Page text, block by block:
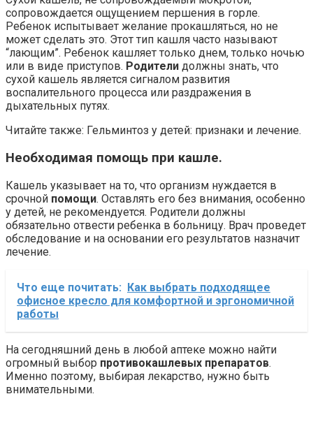
сопровождается ощущением першения в горле.
Ребенок испытывает желание прокашляться, но не
может сделать это. Этот тип кашля часто называют
“лающим”. Ребенок кашляет только днем, только ночью
или в виде приступов. Родители должны знать, что
сухой кашель является сигналом развития
воспалительного процесса или раздражения в
дыхательных путях.
Читайте также: Гельминтоз у детей: признаки и лечение.
Необходимая помощь при кашле.
Кашель указывает на то, что организм нуждается в
срочной помощи. Оставлять его без внимания, особенно
у детей, не рекомендуется. Родители должны
обязательно отвести ребенка в больницу. Врач проведет
обследование и на основании его результатов назначит
лечение.
Что еще почитать: Как выбрать подходящее
офисное кресло для комфортной и эргономичной
работы
На сегодняшний день в любой аптеке можно найти
огромный выбор противокашлевых препаратов.
Именно поэтому, выбирая лекарство, нужно быть
внимательными.